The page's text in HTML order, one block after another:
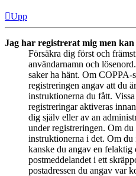
Upp
Jag har registrerat mig men
Försäkra dig först och
användarnamn och
saker ha hänt. Om COPPA-
registreringen angav att du
instruktionerna du fått.
registreringar aktiveras
dig själv eller av an
under registreringen. Om
instruktionerna i det. Om du
kanske du angav en felaktig
postmeddelandet i ett
postadressen du angav var